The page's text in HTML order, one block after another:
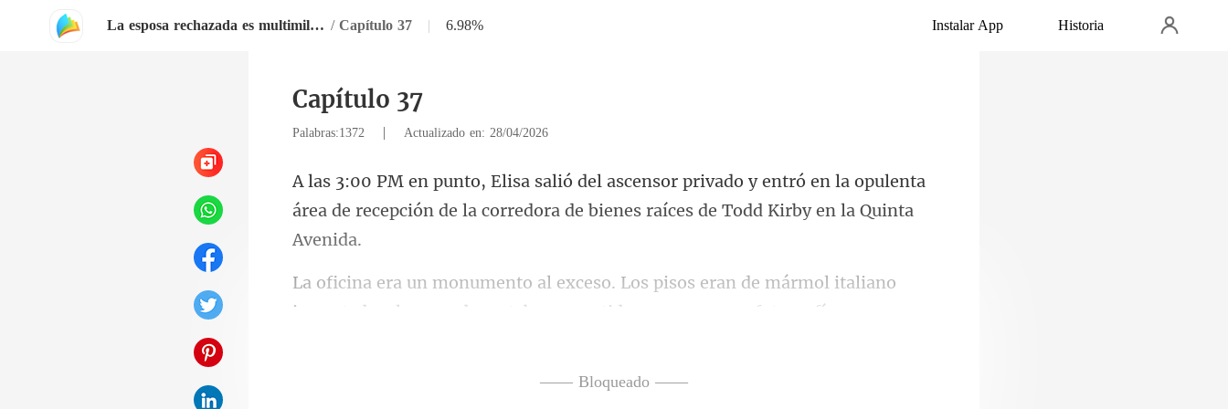
La esposa rechazada es multimillonaria / Capítulo 37 | 6.98% Instalar App Historia
Capítulo 37
Palabras:1372 | Actualizado en: 28/04/2026
o y entró en la opulenta
área de recepción de la corred
mol italiano
importado y las paredes estaban revestidas con
—— Bloqueado ——